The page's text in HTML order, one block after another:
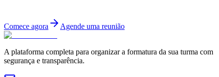
Comece agora Agende uma reunião
A plataforma completa para organizar a formatura da sua turma com
segurança e transparência.